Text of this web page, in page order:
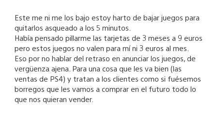
Este me ni me los bajo estoy harto de bajar juegos para
quitarlos asqueado a los 5 minutos.
Había pensado pillarme las tarjetas de 3 meses a 9 euros
pero estos juegos no valen para mí ni 3 euros al mes.
Eso por no hablar del retraso en anunciar los juegos, de
vergüenza ajena. Para una cosa que les va bien (las
ventas de PS4) y tratan a los clientes como si fuésemos
borregos que les vamos a comprar en el futuro todo lo
que nos quieran vender.